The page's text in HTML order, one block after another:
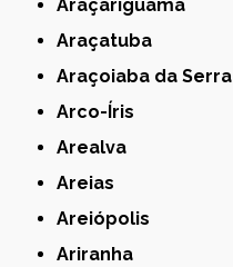
Araçariguama
Araçatuba
Araçoiaba da Serra
Arco-Íris
Arealva
Areias
Areiópolis
Ariranha